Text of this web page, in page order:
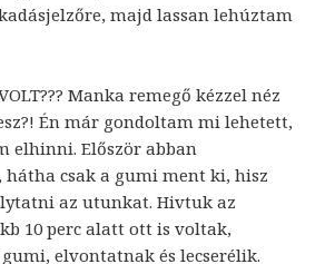
majd lassan lehúztam
Manka remegő kézzel néz
Én már gondoltam mi lehetett,
elhinni. Először abban
hátha csak a gumi ment ki, hisz
az utunkat. Hivtuk az
10 perc alatt ott is voltak,
elvontatnak és lecserélik.